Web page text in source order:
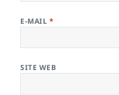
E-MAIL *
SITE WEB